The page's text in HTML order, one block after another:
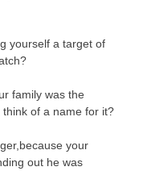
yourself a target of
family was the
of a name for it?
your
out he was